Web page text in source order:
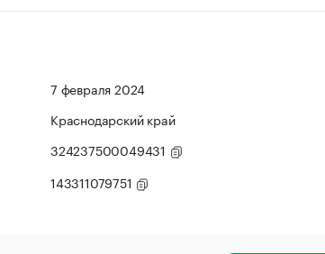
7 февраля 2024
Краснодарский край
324237500049431
143311079751